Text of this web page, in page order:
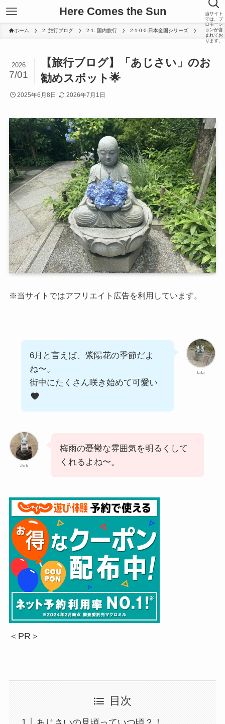
Here Comes the Sun 当サイト
では、プ
ロモーシ
ョンが含
まれてお
ります。
ホーム 2. 旅行ブログ 2-1. 国内旅行 2-1-0-0.日本全国シリーズ
【旅行ブログ】「あじさい」のお
勧めスポット🌟
2026
7/01
2025年6月8日 2026年7月1日
※当サイトではアフリエイト広告を利用しています。
lala
6月と言えば、紫陽花の季節だよ
ね〜。
街中にたくさん咲き始めて可愛い
Juli
梅雨の憂鬱な雰囲気を明るくして
くれるよね〜。
＜PR＞
目次